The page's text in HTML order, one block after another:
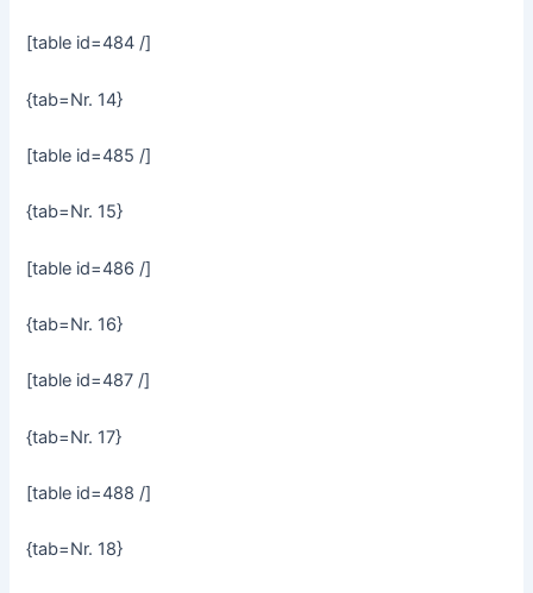
[table id=484 /]
{tab=Nr. 14}
[table id=485 /]
{tab=Nr. 15}
[table id=486 /]
{tab=Nr. 16}
[table id=487 /]
{tab=Nr. 17}
[table id=488 /]
{tab=Nr. 18}